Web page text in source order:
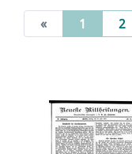
« 1 (current)
2